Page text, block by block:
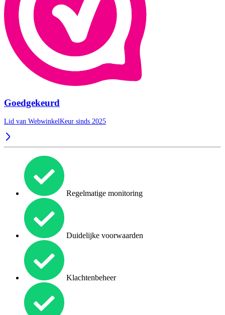
Goedgekeurd
Lid van WebwinkelKeur sinds 2025
Regelmatige monitoring
Duidelijke voorwaarden
Klachtenbeheer